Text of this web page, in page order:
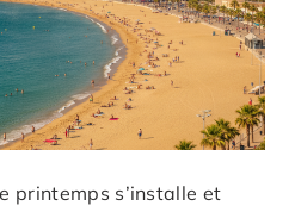
printemps s’installe et